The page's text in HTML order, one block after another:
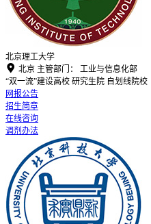
北京理工大学
 北京 主管部门：
工业与信息化部
“双一流”建设高校 研究生院 自划线院校
网报公告
招生简章
在线咨询
调剂办法